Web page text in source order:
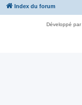
Index du forum
Développé par